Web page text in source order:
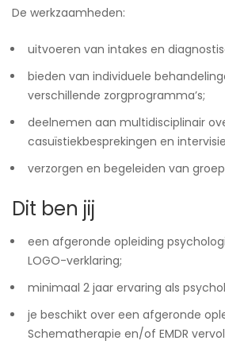
De werkzaamheden:
uitvoeren van intakes en
bieden van individuele
verschillende zorgprogramma’s;
deelnemen aan multidisciplinair
casuïstiekbesprekingen en
verzorgen en begeleiden van
Dit ben jij
een afgeronde opleiding
LOGO-verklaring;
minimaal 2 jaar ervaring als
je beschikt over een afgeronde
Schematherapie en/of EMDR